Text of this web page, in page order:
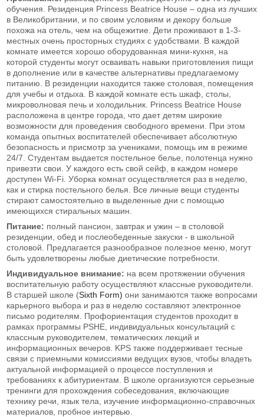
обучения. Резиденция Princess Beatrice House – одна из лучших
в Великобритании, и по своим условиям и декору больше
похожа на отель, чем на общежитие. Дети проживают в 1-3-
местных очень просторных студиях с удобствами. В каждой
комнате имеется хорошо оборудованная мини-кухня, на
которой студенты могут осваивать навыки приготовления пищи
в дополнение или в качестве альтернативы предлагаемому
питанию. В резиденции находится также столовая, помещения
для учебы и отдыха. В каждой комнате есть шкаф, столы,
микроволновая печь и холодильник. Princess Beatrice House
расположена в центре города, что дает детям широкие
возможности для проведения свободного времени. При этом
команда опытных воспитателей обеспечивает абсолютную
безопасность и присмотр за учениками, помощь им в режиме
24/7. Студентам выдается постельное белье, полотенца нужно
привезти свои. У каждого есть свой сейф, в каждом номере
доступен Wi-Fi. Уборка комнат осуществляется раз в неделю,
как и стирка постельного белья. Все личные вещи студенты
стирают самостоятельно в выделенные дни с помощью
имеющихся стиральных машин.
Питание: полный пансион, завтрак и ужин – в столовой
резиденции, обед и послеобеденные закуски - в школьной
столовой. Предлагается разнообразное полезное меню, могут
быть удовлетворены любые диетические потребности.
Индивидуальное внимание: на всем протяжении обучения
воспитательную работу осуществляют классные руководители.
В старшей школе (Sixth Form) они занимаются также вопросами
карьерного выбора и раз в неделю составляют электронное
письмо родителям. Профориентация студентов проходит в
рамках программы PSHE, индивидуальных консультаций с
классным руководителем, тематических лекций и
информационных вечеров. KPS также поддерживает тесные
связи с приемными комиссиями ведущих вузов, чтобы владеть
актуальной информацией о процессе поступления и
требованиях к абитуриентам. В школе организуются серьезные
тренинги для прохождения собеседования, включающие
технику речи, язык тела, изучение информационно-справочных
материалов, пробное интервью.